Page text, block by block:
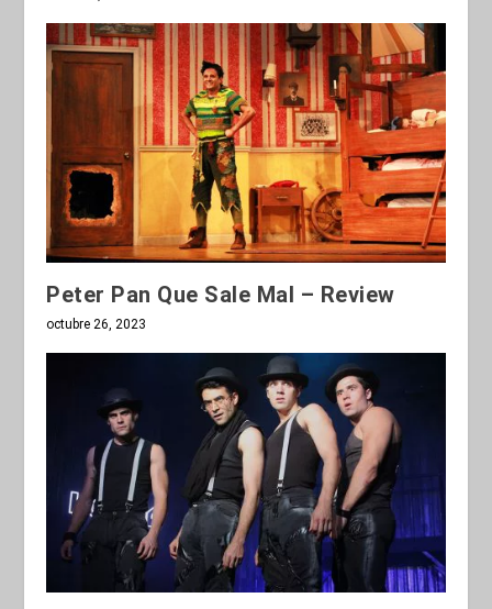
Peter Pan Que Sale Mal – Review
octubre 26, 2023